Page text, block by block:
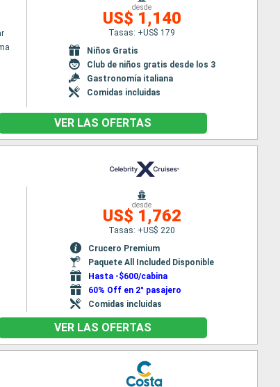
desde
US$ 1,140
Tasas: +US$ 179
Niños Gratis
Club de niños gratis desde los 3
Gastronomía italiana
Comidas incluidas
VER LAS OFERTAS
desde
US$ 1,762
Tasas: +US$ 220
Crucero Premium
Paquete All Included Disponible
Hasta -$600/cabina
60% Off en 2° pasajero
Comidas incluidas
VER LAS OFERTAS